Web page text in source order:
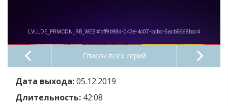
Список всех серий
Дата выхода:05.12.2019
Длительность: 42:08